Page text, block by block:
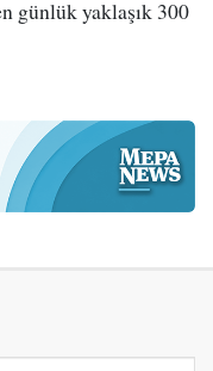
günlük yaklaşık 300